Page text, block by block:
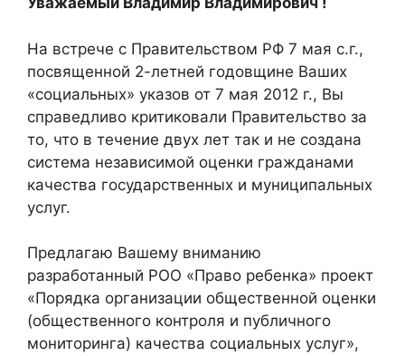
На встрече с Правительством РФ 7 мая с.г.,
посвященной 2-летней годовщине Ваших
«социальных» указов от 7 мая 2012 г., Вы
справедливо критиковали Правительство за
то, что в течение двух лет так и не создана
система независимой оценки гражданами
качества государственных и муниципальных
услуг.
Предлагаю Вашему вниманию
разработанный РОО «Право ребенка» проект
«Порядка организации общественной оценки
(общественного контроля и публичного
мониторинга) качества социальных услуг»,